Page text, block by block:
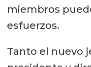
miembros
esfuerzos.
Tanto el nuevo